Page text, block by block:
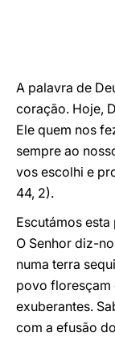
A palavra de
coração. Hoje,
Ele quem nos
sempre ao
vos escolhi e
44, 2).
Escutámos
O Senhor diz-
numa terra
povo floresçam
exuberantes.
com a efusão